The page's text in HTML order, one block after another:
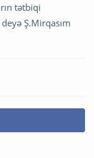
tətbiqi
Ş.Mirqasım